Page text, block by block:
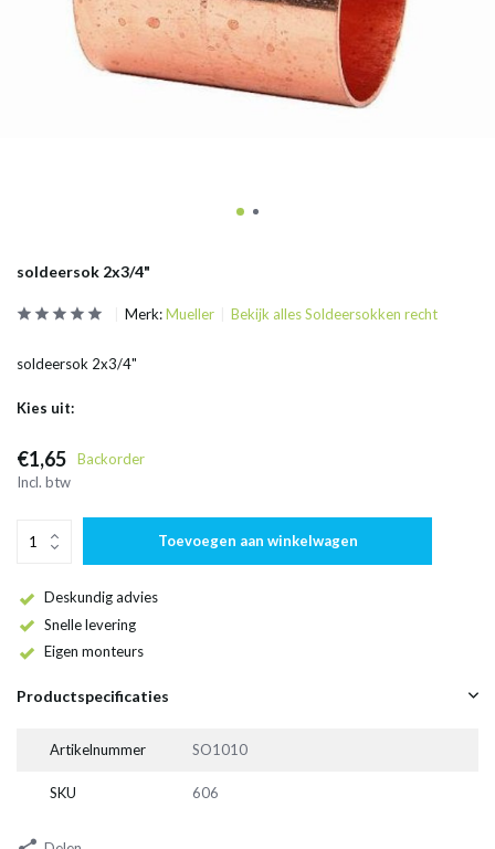
soldeersok 2x3/4"
Merk:Mueller Bekijk alles Soldeersokken recht
soldeersok 2x3/4"
Kies uit:
€1,65
Backorder
Incl. btw
Toevoegen aan winkelwagen
Deskundig advies
Snelle levering
Eigen monteurs
Productspecificaties
Artikelnummer SO1010
SKU 606